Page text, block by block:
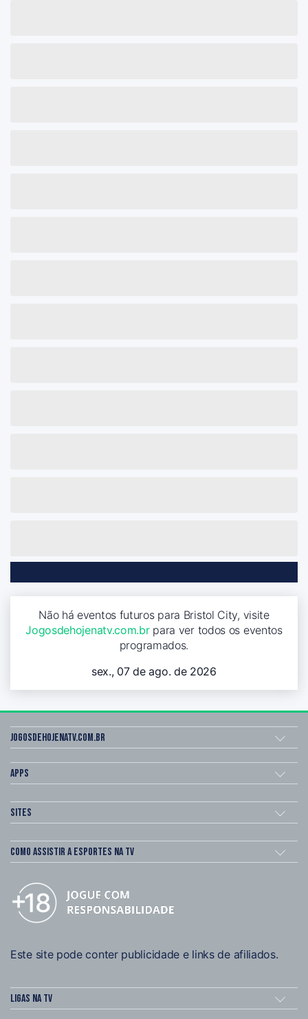
Não há eventos futuros para Bristol City, visite
Jogosdehojenatv.com.brpara ver todos os eventos
programados.
sex., 07 de ago. de 2026
Jogosdehojenatv.com.br
Apps
Sites
Como assistir a esportes na TV
Este site pode conter publicidade e links de afiliados.
Ligas na TV